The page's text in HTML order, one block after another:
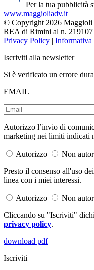
Per la tua pubblicità
www.maggioliadv.it
© Copyright 2026 Maggioli
REA di Rimini al n. 219107
Privacy Policy | Informativa
Iscriviti alla newsletter
Si è verificato un errore
EMAIL
Autorizzo l’invio di
marketing nei limiti indicati
Autorizzo
Non
Presto il consenso all'uso
linea con i miei interessi.
Autorizzo
Non
Cliccando su "Iscriviti"
privacy policy.
download pdf
Iscriviti